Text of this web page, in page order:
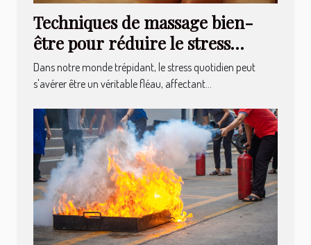
Techniques de massage bien-
être pour réduire le stress
quotidien
Dans notre monde trépidant, le stress quotidien peut
s'avérer être un véritable fléau, affectant...